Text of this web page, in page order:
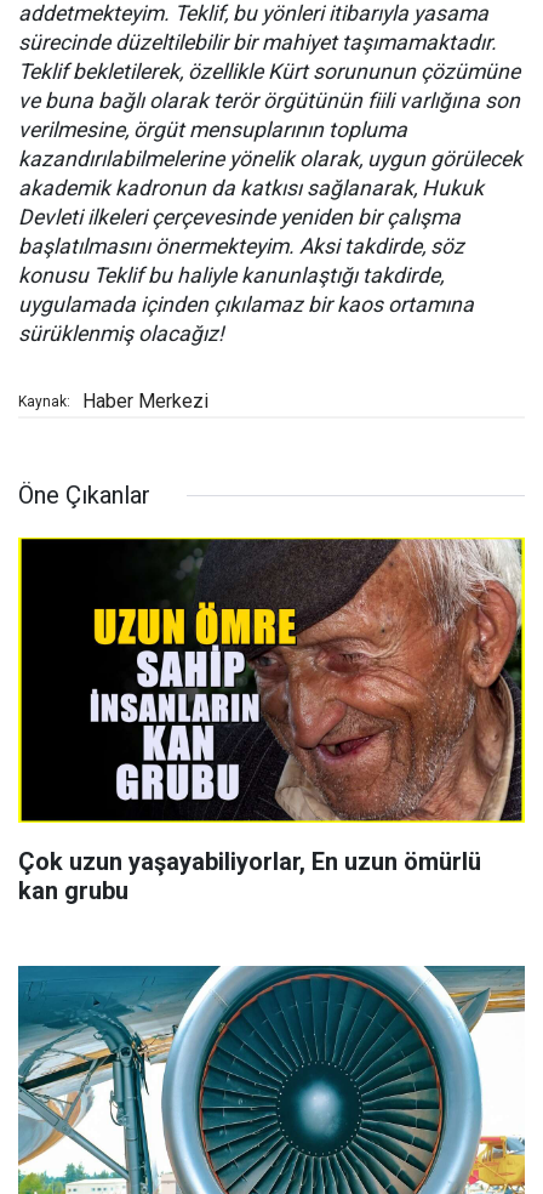
addetmekteyim. Teklif, bu yönleri itibarıyla yasama
sürecinde düzeltilebilir bir mahiyet taşımamaktadır.
Teklif bekletilerek, özellikle Kürt sorununun çözümüne
ve buna bağlı olarak terör örgütünün fiili varlığına son
verilmesine, örgüt mensuplarının topluma
kazandırılabilmelerine yönelik olarak, uygun görülecek
akademik kadronun da katkısı sağlanarak, Hukuk
Devleti ilkeleri çerçevesinde yeniden bir çalışma
başlatılmasını önermekteyim. Aksi takdirde, söz
konusu Teklif bu haliyle kanunlaştığı takdirde,
uygulamada içinden çıkılamaz bir kaos ortamına
sürüklenmiş olacağız!
Kaynak: Haber Merkezi
Öne Çıkanlar
Çok uzun yaşayabiliyorlar, En uzun ömürlü
kan grubu